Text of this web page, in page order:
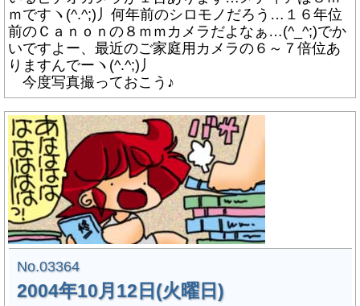
ｍですヽ(^.^;)丿何年前のシロモノだろう…１６年位
前のＣａｎｏｎの８ｍｍカメラだよなぁ…(^_^;)でか
いですよー、最近のご家庭用カメラの６～７倍位あ
りますんでーヽ(^.^;)丿
今度写真撮っておこう♪
No.03364
2004年10月12日(火曜日)